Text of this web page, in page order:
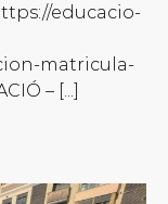
educacio-
matricula-
– [...]